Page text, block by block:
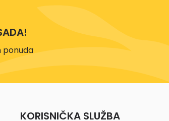
ponuda
KORISNIČKA SLUŽBA